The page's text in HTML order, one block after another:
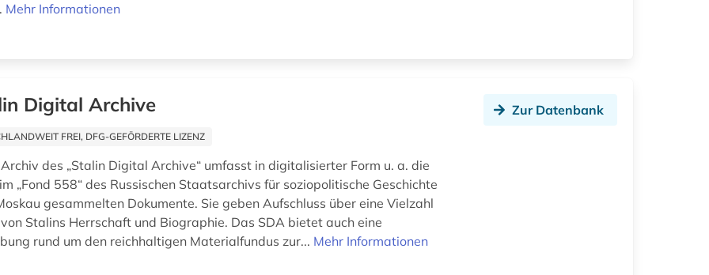
Mehr Informationen
Digital Archive
FREI, DFG-GEFÖRDERTE LIZENZ
des „Stalin Digital Archive“ umfasst in digitalisierter Form u. a. die
„Fond 558“ des Russischen Staatsarchivs für soziopolitische Geschichte
gesammelten Dokumente. Sie geben Aufschluss über eine Vielzahl
Stalins Herrschaft und Biographie. Das SDA bietet auch eine
rund um den reichhaltigen Materialfundus zur... Mehr Informationen
Zur Datenbank